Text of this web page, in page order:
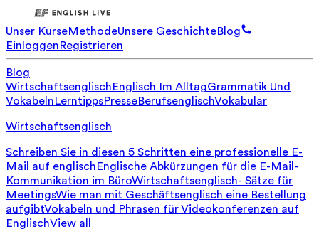
Unser KurseMethodeUnsere GeschichteBlog
EinloggenRegistrieren
Blog
WirtschaftsenglischEnglisch Im AlltagGrammatik Und
VokabelnLerntippsPresseBerufsenglischVokabular
Wirtschaftsenglisch
Schreiben Sie in diesen 5 Schritten eine professionelle E-
Mail auf englischEnglische Abkürzungen für die E-Mail-
Kommunikation im BüroWirtschaftsenglisch- Sätze für
MeetingsWie man mit Geschäftsenglisch eine Bestellung
aufgibtVokabeln und Phrasen für Videokonferenzen auf
EnglischView all